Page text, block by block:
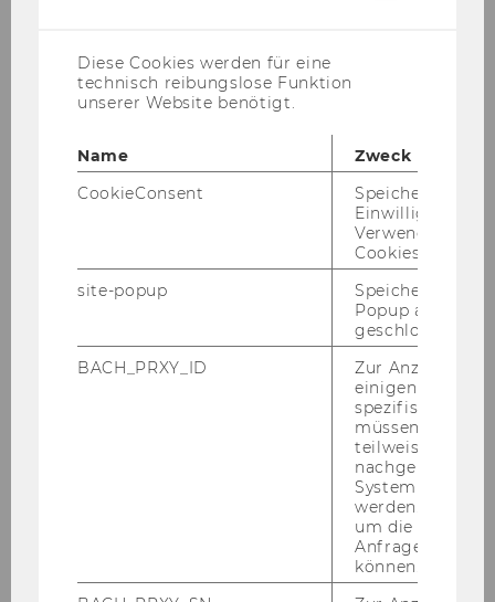
05. Juni 2026
Diese Cookies werden für eine
technisch reibungslose Funktion
unserer Website benötigt.
Name
Zweck
CookieConsent
Speichert Ihre
Einwilligung zur
Verwendung von
Cookies.
site-popup
Speichert ob ein
Popup
geschlossen
BACH_PRXY_ID
Zur Anzeige von
einigen WU-
spezifischen
müssen
teilweise von
nachgelagerten
System
werden.
um die Antwort
Anfrage
können.